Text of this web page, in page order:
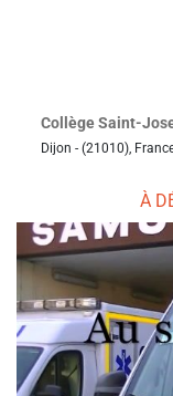
Collège Saint-
Dijon - (21010),
À